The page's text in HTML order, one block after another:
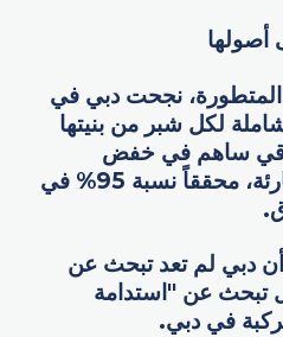
باستخدام تقنية LiDAR المتطورة، نجحت دبي في
لكل شبر من بنيتها
ساهم في خفض
التكاليف التشغيلية والطارئة، محققاً نسبة 95% في
أن دبي لم تعد تبحث عن
تبحث عن "استدامة
في دبي.